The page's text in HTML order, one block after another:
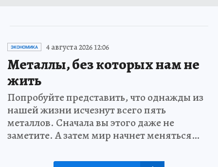
ЭКОНОМИКА 4 августа 2026 12:06
Металлы, без которых нам не
жить
Попробуйте представить, что однажды из
нашей жизни исчезнут всего пять
металлов. Сначала вы этого даже не
заметите. А затем мир начнет меняться…